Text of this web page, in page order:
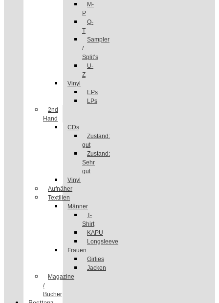
M-
P
Q-
T
Sampler
/
Split’s
U-
Z
Vinyl
EPs
LPs
2nd
Hand
CDs
Zustand:
gut
Zustand:
Sehr
gut
Vinyl
Aufnäher
Textilien
Männer
T-
Shirt
KAPU
Longsleeve
Frauen
Girlies
Jacken
Magazine
/
Bücher